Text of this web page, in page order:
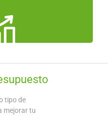
tipo de
mejorar tu